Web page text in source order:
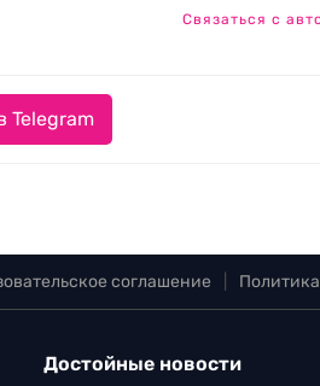
Связаться с
Telegram
соглашение
Достойные новости